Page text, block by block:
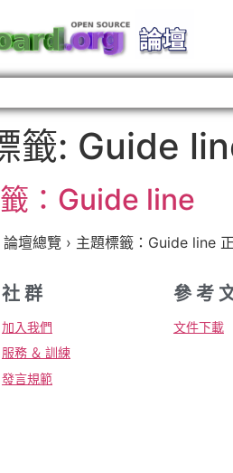
籤: Guide
：Guide line
論壇總覽 › 主題標籤：Guide line
社 群
加入我們
服務 ＆ 訓練
發言規範
參 考
文件下載